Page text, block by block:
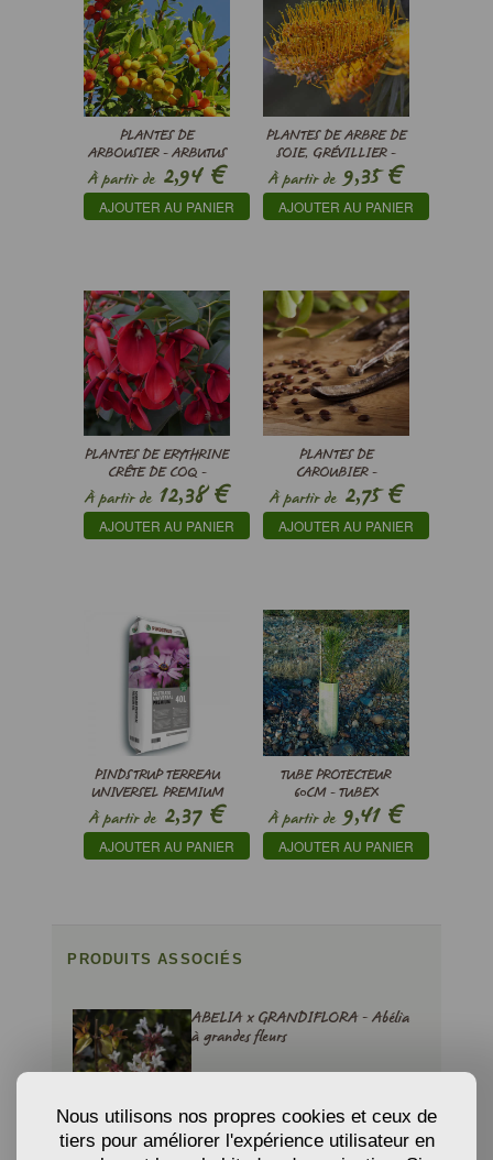
PLANTES DE
ARBOUSIER - ARBUTUS
UNEDO
À partir de2,94€
AJOUTER AU PANIER
PLANTES DE ARBRE DE
SOIE, GRÉVILLIER -
GREVILLEA ROBUSTA
À partir de9,35€
AJOUTER AU PANIER
PLANTES DE ERYTHRINE
CRÊTE DE COQ -
ERYTHRINA CRISTA-
GALLI
À partir de12,38€
AJOUTER AU PANIER
PLANTES DE
CAROUBIER -
CERATONIA SILIQUA
À partir de2,75€
AJOUTER AU PANIER
PINDSTRUP TERREAU
UNIVERSEL PREMIUM
À partir de2,37€
AJOUTER AU PANIER
TUBE PROTECTEUR
60CM - TUBEX
ECOFOREST 60
À partir de9,41€
AJOUTER AU PANIER
PRODUITS ASSOCIÉS
ABELIA x GRANDIFLORA - Abélia
à grandes fleurs
� partir de
11,48€
AJOUTER AU PANIER
Nous utilisons nos propres cookies et ceux de
tiers pour améliorer l'expérience utilisateur en